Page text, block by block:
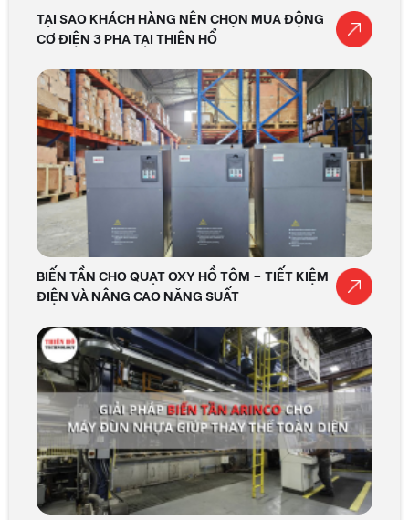
TẠI SAO KHÁCH HÀNG NÊN CHỌN MUA ĐỘNG
CƠ ĐIỆN 3 PHA TẠI THIÊN HỔ
BIẾN TẦN CHO QUẠT OXY HỒ TÔM – TIẾT KIỆM
ĐIỆN VÀ NÂNG CAO NĂNG SUẤT